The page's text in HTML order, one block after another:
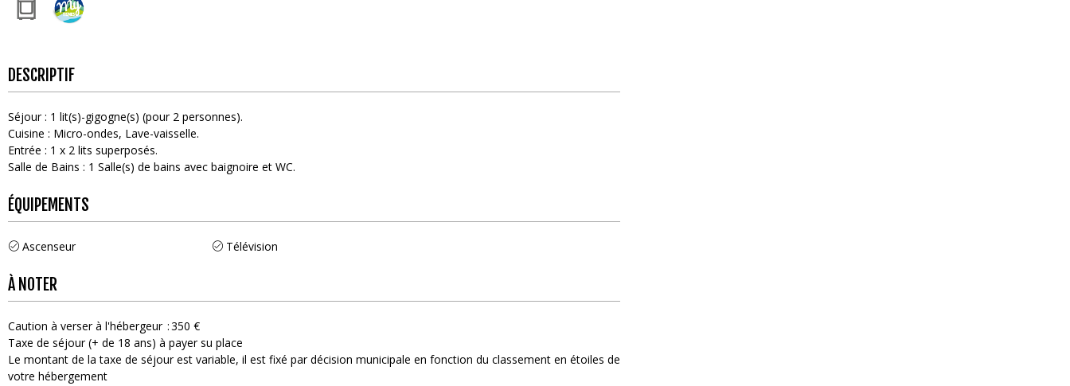
DESCRIPTIF
Séjour: 1 lit(s)-gigogne(s) (pour 2 personnes)
Cuisine : Micro-ondes Lave-vaisselle
Entrée : 1 x 2 lits superposés
Salle de Bains : 1 Salle(s) de bains avec baignoire et WC
ÉQUIPEMENTS
Ascenseur Télévision
À NOTER
Caution à verser à l'hébergeur 350 €
Taxe de séjour (+ de 18 ans) à payer su place
Le montant de la taxe de séjour est variable, il est fixé par décision municipale en fonction du classement en étoiles de
votre hébergement